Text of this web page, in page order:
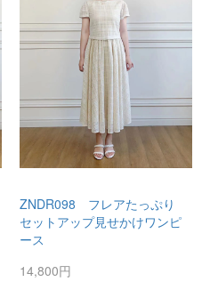
ZNDR098 フレアたっぷり
セットアップ見せかけワンピ
ース
14,800円